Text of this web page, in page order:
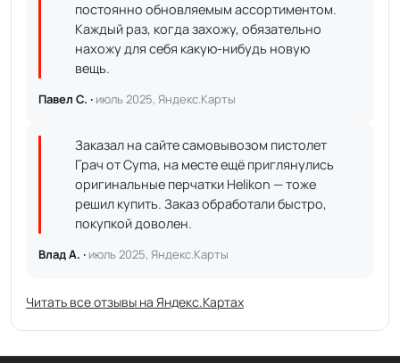
постоянно обновляемым ассортиментом.
Каждый раз, когда захожу, обязательно
нахожу для себя какую-нибудь новую
вещь.
Павел С. · июль 2025, Яндекс.Карты
Заказал на сайте самовывозом пистолет
Грач от Cyma, на месте ещё приглянулись
оригинальные перчатки Helikon — тоже
решил купить. Заказ обработали быстро,
покупкой доволен.
Влад А. · июль 2025, Яндекс.Карты
Читать все отзывы на Яндекс.Картах